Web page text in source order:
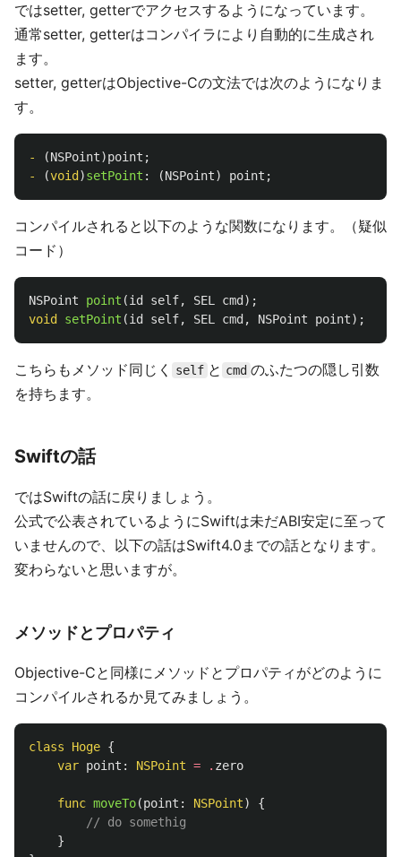
ではsetter, getterでアクセスするようになっています。
通常setter, getterはコンパイラにより自動的に生成され
ます。
setter, getterはObjective-Cの文法では次のようになりま
す。
- (NSPoint)point ;
-
(void )setPoint : (NSPoint) point ;
コンパイルされると以下のような関数になります。（疑似
コード）
NSPoint point (id self, SEL cmd );
void
setPoint (id self, SEL cmd , NSPoint point);
こちらもメソッド同じく self と cmd のふたつの隠し引数
を持ちます。
Swiftの話
ではSwiftの話に戻りましょう。
公式で公表されているようにSwiftは未だABI安定に至って
いませんので、以下の話はSwift4.0までの話となります。
変わらないと思いますが。
メソッドとプロパティ
Objective-Cと同様にメソッドとプロパティがどのように
コンパイルされるか見てみましょう。
class Hoge {
var point : NSPoint = . zero
func moveTo(point : NSPoint)
{
// do somethig
}